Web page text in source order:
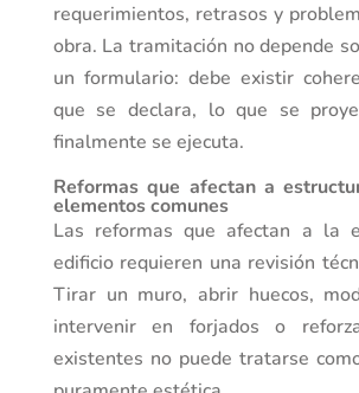
requerimientos, retrasos y
obra. La tramitación no depende
un formulario: debe existir
que se declara, lo que se
finalmente se ejecuta.
Reformas que afectan a
elementos comunes
Las reformas que afectan a la
edificio requieren una revisión
Tirar un muro, abrir huecos,
intervenir en forjados o
existentes no puede tratarse